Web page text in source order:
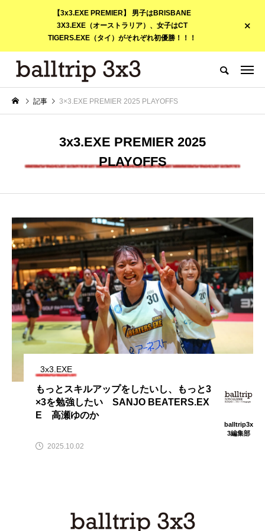
【3x3.EXE PREMIER】 男子はBRISBANE
3X3.EXE（オーストラリア）、女子はCT
TIGERS.EXE（タイ）がそれぞれ初優勝！！！
記事 3×3.EXE PREMIER 2025 PLAYOFFS
3x3.EXE PREMIER 2025
PLAYOFFS
3x3.EXE
もっとスキルアップをしたいし、もっと3
×3を勉強したい SANJO BEATERS.EX
E 高瀬ゆのか
balltrip3x
3編集部
2025.10.02